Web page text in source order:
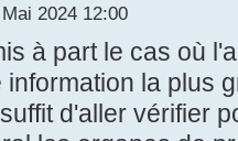
2024 12:00
à part le cas où
la plus
d'aller vérifier